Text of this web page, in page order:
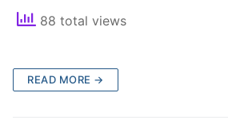
88 total views
READ MORE →